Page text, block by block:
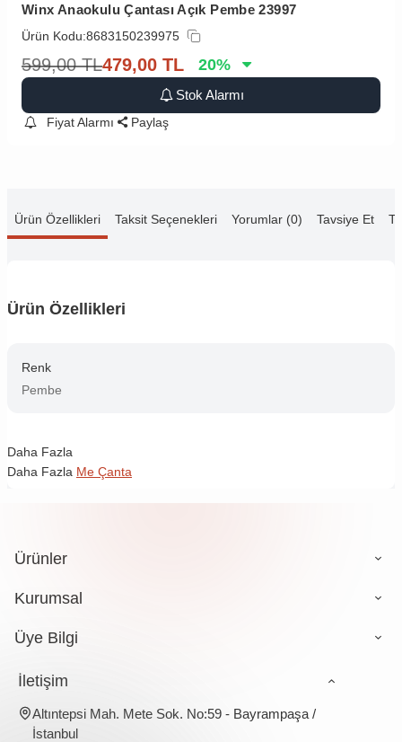
Winx Anaokulu Çantası Açık Pembe 23997
Ürün Kodu:8683150239975
599,00 TL479,00 TL 20%
Stok Alarmı
Fiyat Alarmı Paylaş
Ürün Özellikleri Taksit Seçenekleri Yorumlar (0) Tavsiye Et
Ürün Özellikleri
Renk
Pembe
Daha Fazla
Daha Fazla Me Çanta
Ürünler
Kurumsal
Üye Bilgi
İletişim
Altıntepsi Mah. Mete Sok. No:59 - Bayrampaşa /
İstanbul